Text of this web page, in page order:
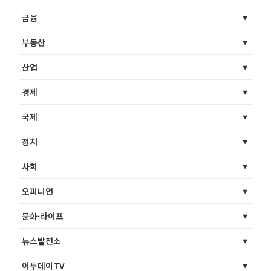
금융
부동산
산업
경제
국제
정치
사회
오피니언
문화·라이프
뉴스발전소
이투데이TV